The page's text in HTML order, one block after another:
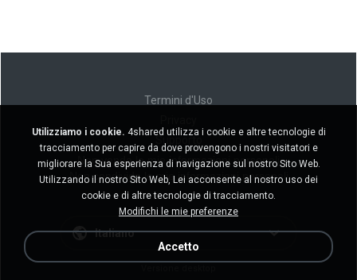
Termini d'Uso
Non venda le mie informazioni personali
Non condivida le mie informazioni personali
Italiano
Utilizziamo i cookie. 4shared utilizza i cookie e altre tecnologie di
tracciamento per capire da dove provengono i nostri visitatori e
migliorare la Sua esperienza di navigazione sul nostro Sito Web.
Utilizzando il nostro Sito Web, Lei acconsente al nostro uso dei
cookie e di altre tecnologie di tracciamento.
Modifichi le mie preferenze
Accetto